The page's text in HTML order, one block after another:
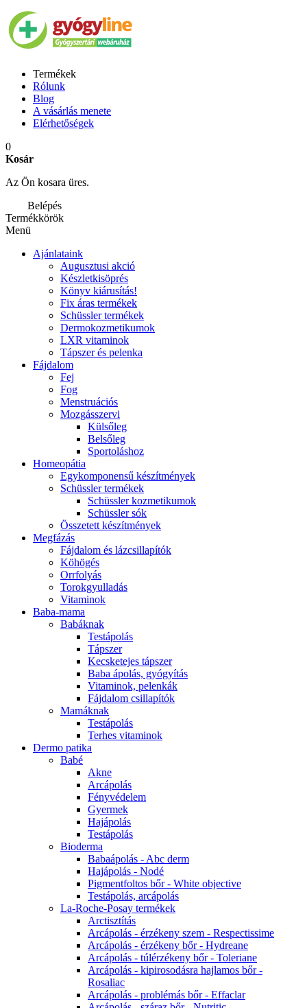
Termékek
Rólunk
Blog
A vásárlás menete
Elérhetőségek
0
Kosár
Az Ön kosara üres.
Belépés
Termékkörök
Menü
Ajánlataink
Augusztusi akció
Készletkisöprés
Könyv kiárusítás!
Fix áras termékek
Schüssler termékek
Dermokozmetikumok
LXR vitaminok
Tápszer és pelenka
Fájdalom
Fej
Fog
Menstruációs
Mozgásszervi
Külsőleg
Belsőleg
Sportoláshoz
Homeopátia
Egykomponensű készítmények
Schüssler termékek
Schüssler kozmetikumok
Schüssler sók
Összetett készítmények
Megfázás
Fájdalom és lázcsillapítók
Köhögés
Orrfolyás
Torokgyulladás
Vitaminok
Baba-mama
Babáknak
Testápolás
Tápszer
Kecsketejes tápszer
Baba ápolás, gyógyítás
Vitaminok, pelenkák
Fájdalom csillapítók
Mamáknak
Testápolás
Terhes vitaminok
Dermo patika
Babé
Akne
Arcápolás
Fényvédelem
Gyermek
Hajápolás
Testápolás
Bioderma
Babaápolás - Abc derm
Hajápolás - Nodé
Pigmentfoltos bőr - White objective
Testápolás, arcápolás
La-Roche-Posay termékek
Arctisztítás
Arcápolás - érzékeny szem - Respectissime
Arcápolás - érzékeny bőr - Hydreane
Arcápolás - túlérzékeny bőr - Toleriane
Arcápolás - kipirosodásra hajlamos bőr -
Rosaliac
Arcápolás - problémás bőr - Effaclar